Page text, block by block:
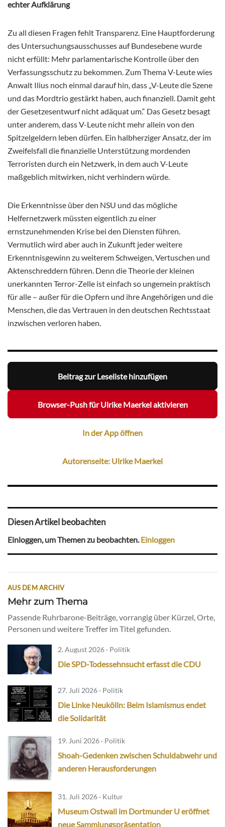
echter Aufklärung
Zu all diesen Fragen fehlt Transparenz. Eine Hauptforderung
des Untersuchungsausschusses auf Bundesebene wurde
nicht erfüllt: Mehr parlamentarische Kontrolle über den
Verfassungsschutz zu bekommen. Zum Thema V-Leute wies
Anwalt Ilius noch einmal darauf hin, dass „V-Leute die Szene
und das Mordtrio gestärkt haben, auch finanziell. Damit geht
der Gesetzesentwurf nicht adäquat um.“ Das Gesetz besagt
unter anderem, dass V-Leute nicht mehr allein von den
Spitzelgeldern leben dürfen. Ein halbherziger Ansatz, der im
Zweifelsfall die finanzielle Unterstützung mordenden
Terroristen durch ein Netzwerk, in dem auch V-Leute
maßgeblich mitwirken, nicht verhindern würde.
Die Erkenntnisse über den NSU und das mögliche
Helfernetzwerk müssten eigentlich zu einer
ernstzunehmenden Krise bei den Diensten führen.
Vermutlich wird aber auch in Zukunft jeder weitere
Erkenntnisgewinn zu weiterem Schweigen, Vertuschen und
Aktenschreddern führen. Denn die Theorie der kleinen
unerkannten Terror-Zelle ist einfach so ungemein praktisch
für alle – außer für die Opfern und ihre Angehörigen und die
Menschen, die das Vertrauen in den deutschen Rechtsstaat
inzwischen verloren haben.
Beitrag zur Leseliste hinzufügen
Browser-Push für Ulrike Maerkel aktivieren
In der App öffnen
Autorenseite: Ulrike Maerkel
Diesen Artikel beobachten
Einloggen, um Themen zu beobachten.Einloggen
AUS DEM ARCHIV
Mehr zum Thema
Passende Ruhrbarone-Beiträge, vorrangig über Kürzel, Orte,
Personen und weitere Treffer im Titel gefunden.
2. August 2026 · Politik
Die SPD-Todessehnsucht erfasst die CDU
27. Juli 2026 · Politik
Die Linke Neukölln: Beim Islamismus endet
die Solidarität
19. Juni 2026 · Politik
Shoah-Gedenken zwischen Schuldabwehr und
anderen Herausforderungen
31. Juli 2026 · Kultur
Museum Ostwall im Dortmunder U eröffnet
neue Sammlungspräsentation